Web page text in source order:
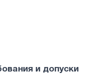
и допуски